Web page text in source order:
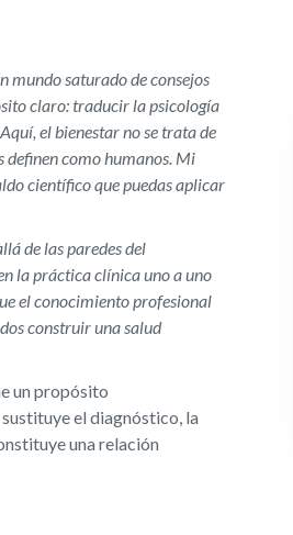
mundo saturado de consejos
claro: traducir la psicología
el bienestar no se trata de
definen como humanos. Mi
científico que puedas aplicar
de las paredes del
la práctica clínica uno a uno
el conocimiento profesional
construir una salud
un propósito
el diagnóstico, la
una relación